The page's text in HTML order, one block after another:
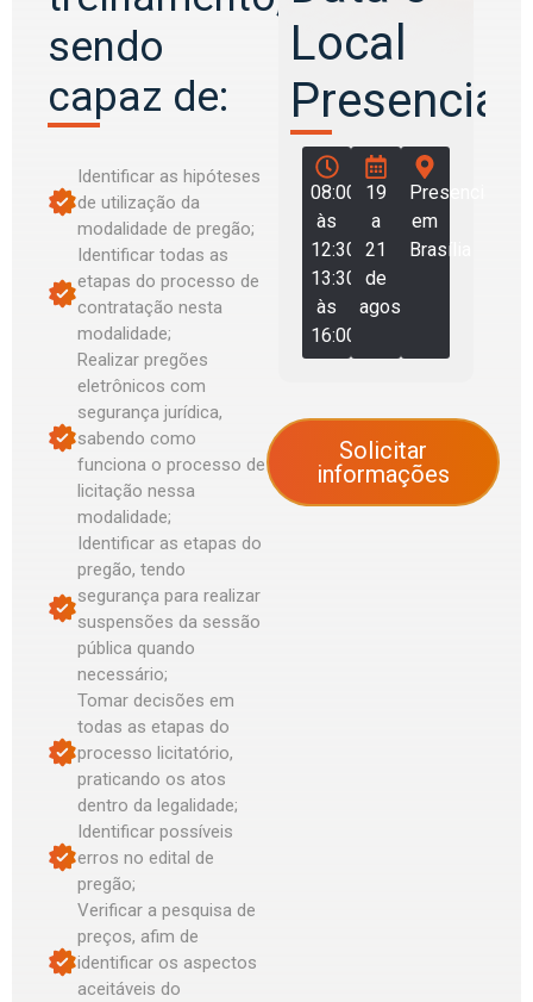
sendo
capaz de:
Identificar as hipóteses
de utilização da
modalidade de pregão;
Identificar todas as
etapas do processo de
contratação nesta
modalidade;
Realizar pregões
eletrônicos com
segurança jurídica,
sabendo como
funciona o processo de
licitação nessa
modalidade;
Identificar as etapas do
pregão, tendo
segurança para realizar
suspensões da sessão
pública quando
necessário;
Tomar decisões em
todas as etapas do
processo licitatório,
praticando os atos
dentro da legalidade;
Identificar possíveis
erros no edital de
pregão;
Verificar a pesquisa de
preços, afim de
identificar os aspectos
aceitáveis do
Local
Presencial:
08:00
às
12:30
13:30
às
16:00
19
a
21
de
agosto
Presencial
em
Brasília
Solicitar
informações